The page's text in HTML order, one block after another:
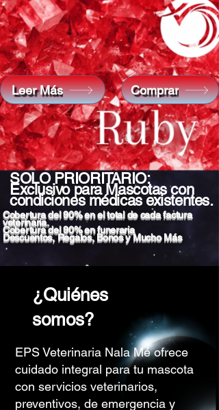
Leer Más Comprar
SOLO PRIORITARIO:
Exclusivo para Mascotas con
condiciones médicas existentes.
Cobertura del 90% en el total de cada factura
veterinaria.
Cobertura del 90% en funeraria
Descuentos, Regalos, Bonos y Mucho Más
¿Quiénes
somos?
EPS Veterinaria Nala Mé ofrece
cuidado integral para tu mascota
con servicios veterinarios,
preventivos, de emergencia y